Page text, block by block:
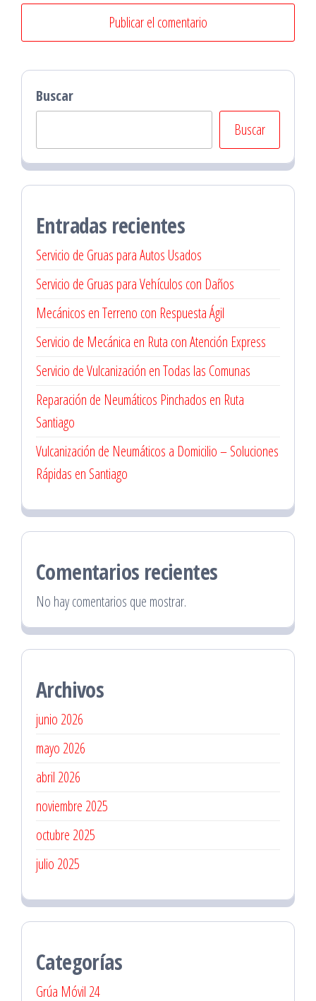
Buscar
Buscar
Entradas recientes
Servicio de Gruas para Autos Usados
Servicio de Gruas para Vehículos con Daños
Mecánicos en Terreno con Respuesta Ágil
Servicio de Mecánica en Ruta con Atención Express
Servicio de Vulcanización en Todas las Comunas
Reparación de Neumáticos Pinchados en Ruta
Santiago
Vulcanización de Neumáticos a Domicilio – Soluciones
Rápidas en Santiago
Comentarios recientes
No hay comentarios que mostrar.
Archivos
junio 2026
mayo 2026
abril 2026
noviembre 2025
octubre 2025
julio 2025
Categorías
Grúa Móvil 24